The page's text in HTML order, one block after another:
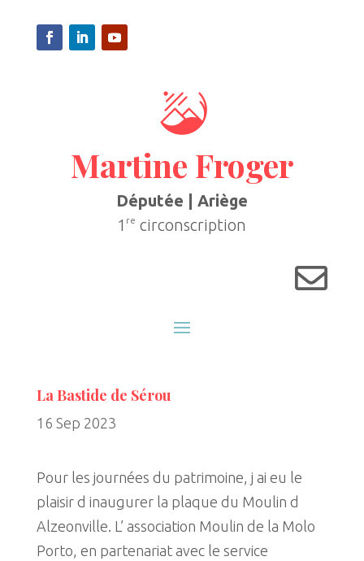
Martine Froger
Députée | Ariège
1 re circonscription

La Bastide de Sérou
16 Sep 2023
Pour les journées du patrimoine, j ai eu le
plaisir d inaugurer la plaque du Moulin d
Alzeonville. L’ association Moulin de la Molo
Porto, en partenariat avec le service